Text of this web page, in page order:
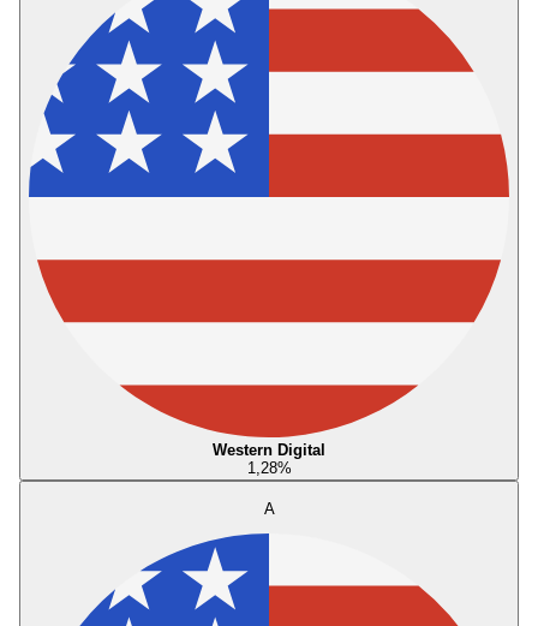
Western Digital
1,28%
A